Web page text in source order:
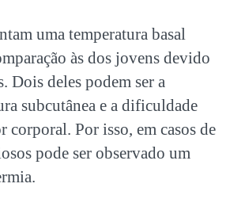
uma temperatura basal
às dos jovens devido
Dois deles podem ser a
subcutânea e a dificuldade
corporal. Por isso, em casos de
pode ser observado um